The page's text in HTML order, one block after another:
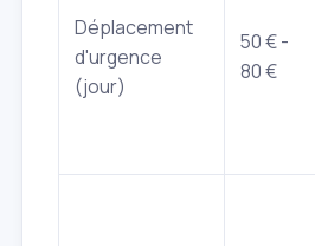
Déplacement
d'urgence
(jour)
50 € -
80 €